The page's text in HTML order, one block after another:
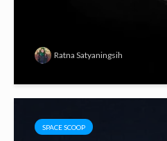
Ratna Satyaningsih
SPACE SCOOP